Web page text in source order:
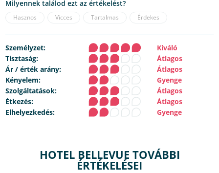
Milyennek találod ezt az értékelést?
Hasznos Vicces Tartalmas Érdekes
Személyzet:
Kiváló
Tisztaság:
Átlagos
Ár / érték arány:
Átlagos
Kényelem:
Gyenge
Szolgáltatások:
Átlagos
Étkezés:
Átlagos
Elhelyezkedés:
Gyenge
HOTEL BELLEVUE TOVÁBBI
ÉRTÉKELÉSEI